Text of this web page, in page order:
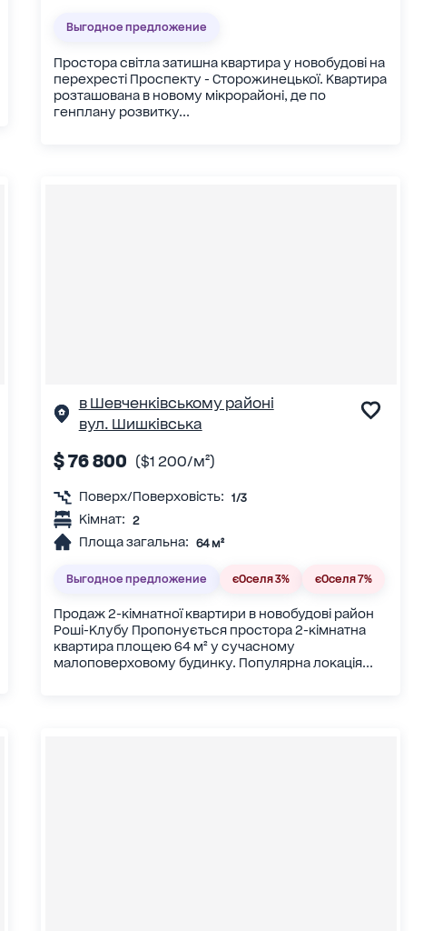
Выгодное предложение
Простора світла затишна квартира у новобудові на
перехресті Проспекту - Сторожинецької. Квартира
розташована в новому мікрорайоні, де по
генплану розвитку...
в Шевченківському районі
вул. Шишківська
$ 76 800 ($1 200/м²)
Поверх/Поверховість: 1/3
Кімнат: 2
Площа загальна: 64 м²
Выгодное предложение єОселя 3% єОселя 7%
Продаж 2-кімнатної квартири в новобудові район
Роші-Клубу Пропонується простора 2-кімнатна
квартира площею 64 м² у сучасному
малоповерховому будинку. Популярна локація...